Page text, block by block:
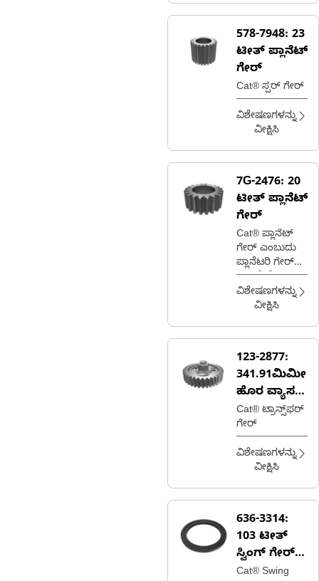
578-7948: 23
ಟೀತ್ ಪ್ಲಾನೆಟ್
ಗೇರ್
Cat® ಸ್ಪರ್ ಗೇರ್
ವಿಶೇಷಣಗಳನ್ನು
ವೀಕ್ಷಿಸಿ
7G-2476: 20
ಟೀತ್ ಪ್ಲಾನೆಟ್
ಗೇರ್
Cat® ಪ್ಲಾನೆಟ್
ಗೇರ್ ಎಂಬುದು
ಪ್ಲಾನೆಟರಿ ಗೇರ್
ವ್ಯವಸ್ಥೆಯೊಳಗಿನ
ಒಂದು ಗೇರ್
ಆಗಿದ್ದು ಅದು
ಗೇರ್‌ನೊಂದಿಗೆ
ತೊಡಗಿರುವಾಗ
ಸೆಂಟರ್ ಸನ್
ಗೇರ್‌ನ ಸುತ್ತ
ಸುತ್ತುತ್ತದೆ
ವಿಶೇಷಣಗಳನ್ನು
ವೀಕ್ಷಿಸಿ
123-2877:
341.91ಮಿಮೀ
ಹೊರ ವ್ಯಾಸದ
ವರ್ಗಾವಣೆ
ಗೇರ್
Cat® ಟ್ರಾನ್ಸ್‌ಫರ್
ಗೇರ್
ವಿಶೇಷಣಗಳನ್ನು
ವೀಕ್ಷಿಸಿ
636-3314:
103 ಟೀತ್
ಸ್ವಿಂಗ್ ಗೇರ್
ಮತ್ತು
Cat® Swing